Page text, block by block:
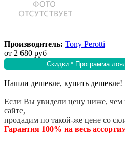
Производитель: Tony Perotti
от 2 680 руб
Нашли дешевле, купить дешевле!
Если Вы увидели цену ниже,
сайте,
продадим по такой-же цене со
Гарантия 100% на весь